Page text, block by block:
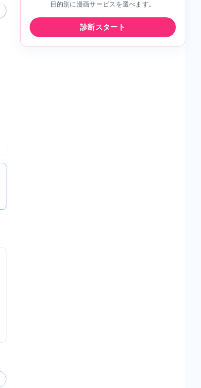
目的別に漫画サービスを選べます。
診断スタート